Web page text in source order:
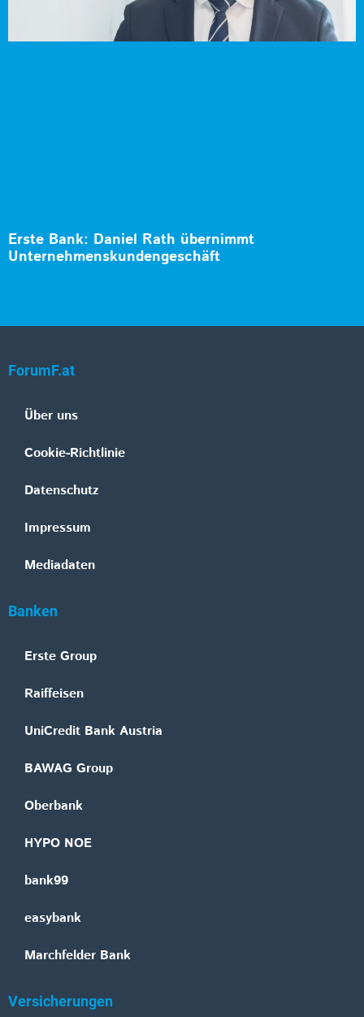
Erste Bank: Daniel Rath übernimmt
Unternehmenskundengeschäft
ForumF.at
Über uns
Cookie-Richtlinie
Datenschutz
Impressum
Mediadaten
Banken
Erste Group
Raiffeisen
UniCredit Bank Austria
BAWAG Group
Oberbank
HYPO NOE
bank99
easybank
Marchfelder Bank
Versicherungen